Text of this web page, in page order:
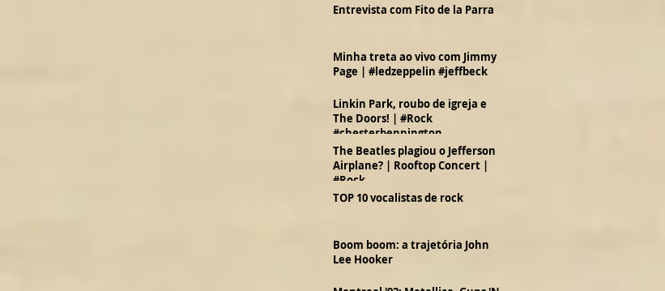
Entrevista com Fito de la Parra
Minha treta ao vivo com Jimmy
Page | #ledzeppelin #jeffbeck
Linkin Park, roubo de igreja e
The Doors! | #Rock
#chesterbennington
The Beatles plagiou o Jefferson
Airplane? | Rooftop Concert |
#Rock
TOP 10 vocalistas de rock
Boom boom: a trajetória John
Lee Hooker